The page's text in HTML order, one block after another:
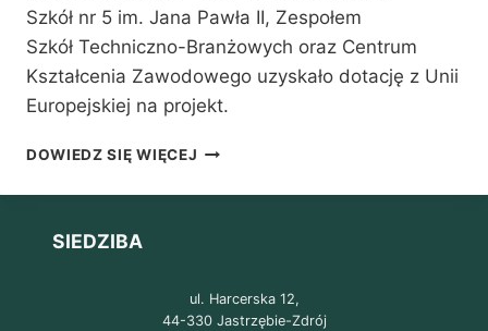
Szkół nr 5 im. Jana Pawła II, Zespołem
Szkół Techniczno-Branżowych oraz Centrum
Kształcenia Zawodowego uzyskało dotację z Unii
Europejskiej na projekt.
DOWIEDZ SIĘ WIĘCEJ JUŻ
OFICJALNIE
STAŻE
SIEDZIBA
ul. Harcerska 12,
44-330 Jastrzębie-Zdrój